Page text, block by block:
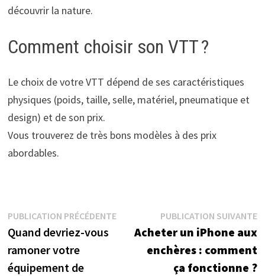
découvrir la nature.
Comment choisir son VTT ?
Le choix de votre VTT dépend de ses caractéristiques
physiques (poids, taille, selle, matériel, pneumatique et
design) et de son prix.
Vous trouverez de très bons modèles à des prix
abordables.
Navigation
de
l’article
PUBLICATION PRÉCÉDENTEPublication
précédente :
Quand devriez-vous
ramoner votre
équipement de
PUBLICATION SUIVANTE
Acheter un iPhone aux
enchères : comment
ça fonctionne ?